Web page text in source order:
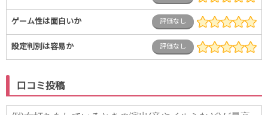
ゲーム性は面白いか 評価なし
設定判別は容易か 評価なし
口コミ投稿